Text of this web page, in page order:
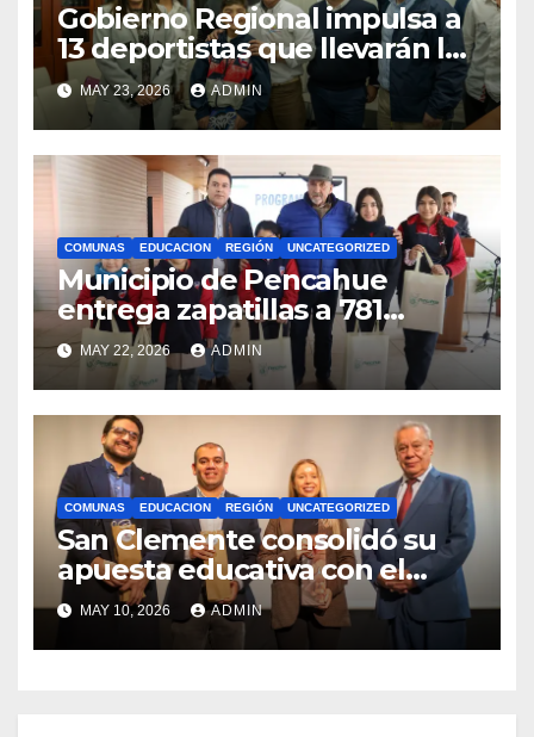
Gobierno Regional impulsa a
13 deportistas que llevarán la
bandera maulina a
competencias
internacionales
MAY 23, 2026 ADMIN
COMUNAS EDUCACION REGIÓN UNCATEGORIZED
Municipio de Pencahue
entrega zapatillas a 781
estudiantes con recursos del
Royalty Minero
MAY 22, 2026 ADMIN
COMUNAS EDUCACION REGIÓN UNCATEGORIZED
San Clemente consolidó su
apuesta educativa con el
lanzamiento del
Preuniversitario Brotes 2026
MAY 10, 2026 ADMIN